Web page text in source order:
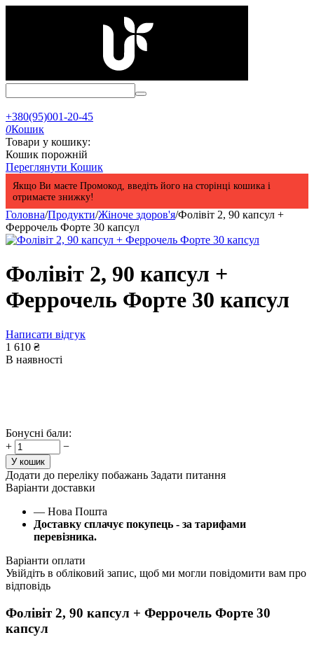
+380(95)001-20-45
0Кошик
Товари у кошику:
Кошик порожній
Переглянути Кошик
Якщо Ви маєте Промокод, введіть його на сторінці кошика і
отримаєте знижку!
Головна/Продукти/Жіноче здоров'я/Фолівіт 2, 90 капсул +
Феррочель Форте 30 капсул
Фолівіт 2, 90 капсул +
Феррочель Форте 30 капсул
Написати відгук
1 610 ₴
В наявності
Бонусні бали:
+
−
У кошик
Додати до переліку побажань Задати питання
Варіанти доставки
— Нова Пошта
Доставку сплачує покупець - за тарифами
перевізника.
Варіанти оплати
Увійдіть в обліковий запис, щоб ми могли повідомити вам про
відповідь
Фолівіт 2, 90 капсул + Феррочель Форте 30
капсул